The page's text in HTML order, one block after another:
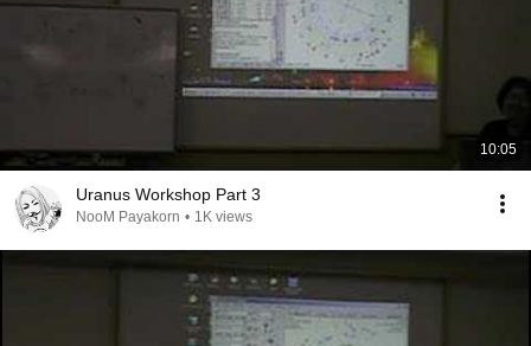
10:05
Uranus Workshop Part 3
NooM Payakorn • 1K views